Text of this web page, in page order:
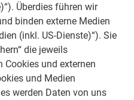
Überdies führen wir
binden externe Medien
(inkl. US-Dienste)“). Sie
die jeweils
Cookies und externen
und Medien
werden Daten von uns